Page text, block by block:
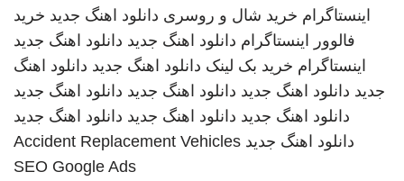
اینستاگرام خرید شال و روسری دانلود اهنگ جدید خرید
فالوور اینستاگرام دانلود اهنگ جدید دانلود اهنگ جدید
اینستاگرام خرید بک لینک دانلود اهنگ جدید دانلود اهنگ
جدید دانلود اهنگ جدید دانلود اهنگ جدید دانلود اهنگ جدید
دانلود اهنگ جدید دانلود اهنگ جدید دانلود اهنگ جدید
دانلود اهنگ جدید Accident Replacement Vehicles
SEO Google Ads